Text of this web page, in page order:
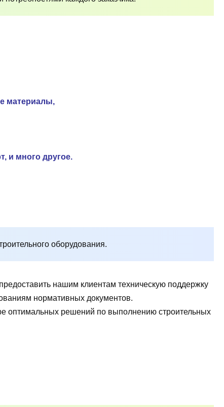
материалы,
и много другое.
оборудования.
нашим клиентам техническую поддержку
нормативных документов.
оптимальных решений по выполнению строительных